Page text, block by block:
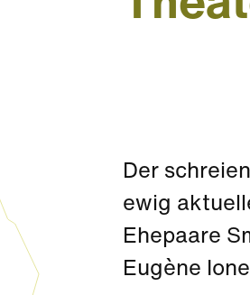
Der
ewig
Ehepaare
Eugène